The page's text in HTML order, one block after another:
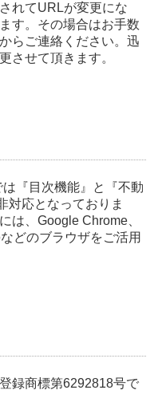
れてURLが変更にな
す。その場合はお手数
からご連絡ください。迅
させて頂きます。
『目次機能』と『不動
対応となっておりま
は、Google Chrome、
どのブラウザをご活用
録商標第6292818号で